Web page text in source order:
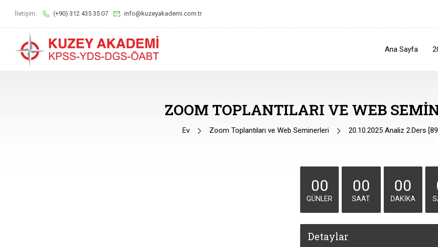
İletişim: (+90) 312 435 35 07 info@kuzeyakademi.com.tr
Ana Sayfa
ZOOM TOPLANTILARI VE WEB
Ev Zoom Toplantıları ve Web Seminerleri 20.10.2025 Analiz 2.Ders
00
GÜNLER
00
SAAT
00
DAKIKA
Detaylar